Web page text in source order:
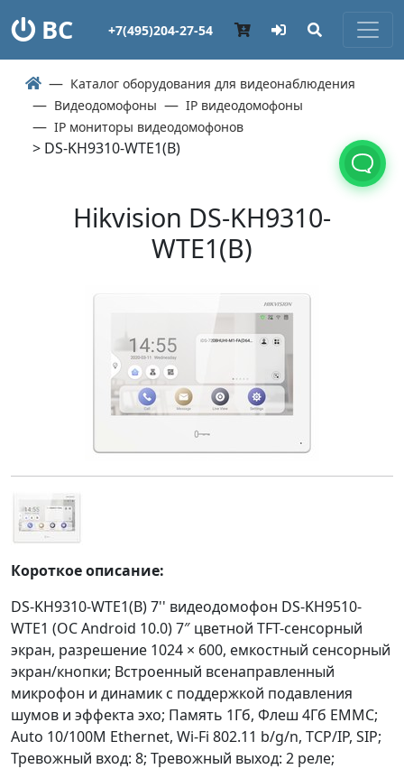
ВС +7(495)204-27-54
Каталог оборудования для видеонаблюдения
Видеодомофоны
IP видеодомофоны
IP мониторы видеодомофонов
> DS-KH9310-WTE1(B)
Hikvision DS-KH9310-
WTE1(B)
Короткое описание:
DS-KH9310-WTE1(B) 7'' видеодомофон DS-KH9510-
WTE1 (ОС Android 10.0) 7″ цветной TFT-сенсорный
экран, разрешение 1024 × 600, емкостный сенсорный
экран/кнопки; Встроенный всенаправленный
микрофон и динамик с поддержкой подавления
шумов и эффекта эхо; Память 1Гб, Флеш 4Гб EMMC;
Auto 10/100M Ethernet, Wi-Fi 802.11 b/g/n, TCP/IP, SIP;
Тревожный вход: 8; Тревожный выход: 2 реле;